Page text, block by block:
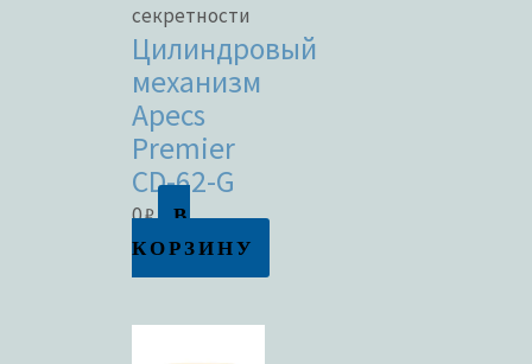
секретности
Цилиндровый
механизм
Apecs
Premier
CD-62-G
0₽
В
КОРЗИНУ